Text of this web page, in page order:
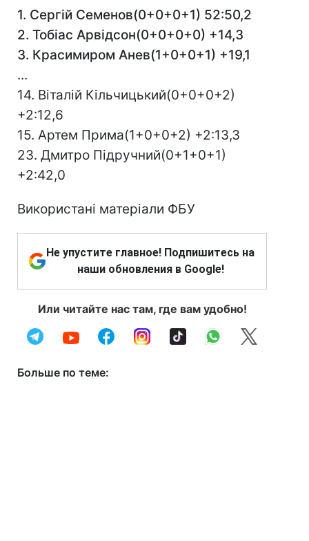
1. Сергій Семенов(0+0+0+1) 52:50,2
2. Тобіас Арвідсон(0+0+0+0) +14,3
3. Красимиром Анев(1+0+0+1) +19,1
...
14. Віталій Кільчицький(0+0+0+2)
+2:12,6
15. Артем Прима(1+0+0+2) +2:13,3
23. Дмитро Підручний(0+1+0+1)
+2:42,0
Використані матеріали ФБУ
Не упустите главное! Подпишитесь на
наши обновления в Google!
Или читайте нас там, где вам удобно!
Больше по теме: